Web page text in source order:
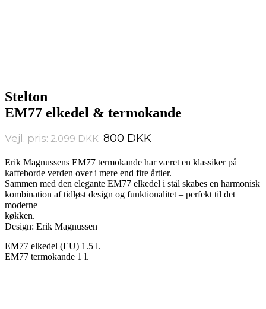
Stelton
EM77 elkedel & termokande
2.099
Den
pris
var:
2.099 PRIS:.
800
er:
800 PRIS:.
Erik Magnussens EM77 termokande har været en klassiker på
kaffeborde verden over i mere end fire årtier.
Sammen med den elegante EM77 elkedel i stål skabes en harmonisk
kombination af tidløst design og funktionalitet – perfekt til det
moderne
køkken.
Design: Erik Magnussen
EM77 elkedel (EU) 1.5 l.
EM77 termokande 1 l.